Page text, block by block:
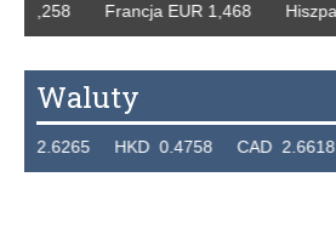
Francja EUR 1,468
Waluty
HKD 0.4758 CAD 2.6618